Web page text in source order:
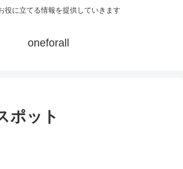
役に立てる情報を提供していきます
oneforall
ポット